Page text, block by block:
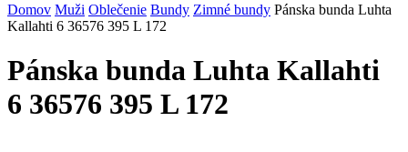
Domov Muži Oblečenie Bundy Zimné bundy Pánska bunda Luhta
Kallahti 6 36576 395 L 172
Pánska bunda Luhta Kallahti
6 36576 395 L 172